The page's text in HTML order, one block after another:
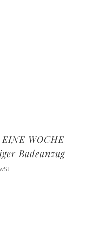
WOCHE
Badeanzug